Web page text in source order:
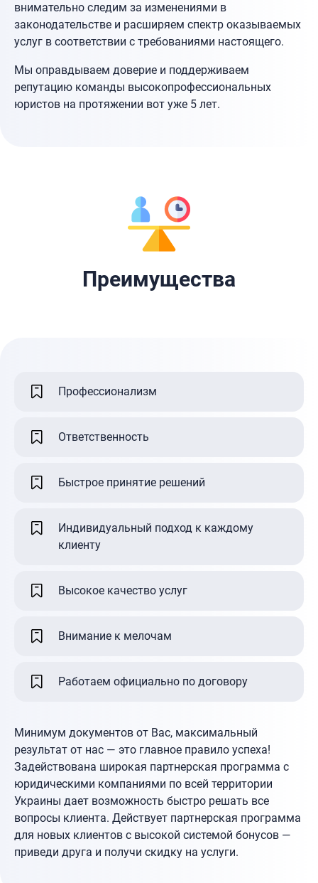
внимательно следим за изменениями в
законодательстве и расширяем спектр оказываемых
услуг в соответствии с требованиями настоящего.
Мы оправдываем доверие и поддерживаем
репутацию команды высокопрофессиональных
юристов на протяжении вот уже 5 лет.
Преимущества
Профессионализм
Ответственность
Быстрое принятие решений
Индивидуальный подход к каждому
клиенту
Высокое качество услуг
Внимание к мелочам
Работаем официально по договору
Минимум документов от Вас, максимальный
результат от нас — это главное правило успеха!
Задействована широкая партнерская программа с
юридическими компаниями по всей территории
Украины дает возможность быстро решать все
вопросы клиента. Действует партнерская программа
для новых клиентов с высокой системой бонусов —
приведи друга и получи скидку на услуги.